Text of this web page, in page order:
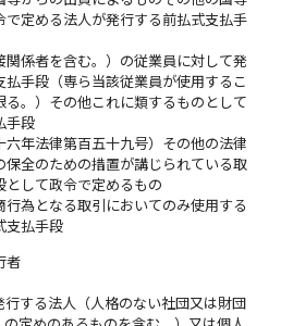
で定める法人が発行する前払式支払手
関係者を含む。）の従業員に対して発
払手段（専ら当該従業員が使用するこ
る。）その他これに類するものとして
手段
六年法律第百五十九号）その他の法律
保全のための措置が講じられている取
として政令で定めるもの
行為となる取引においてのみ使用する
支払手段
者
行する法人（人格のない社団又は財団